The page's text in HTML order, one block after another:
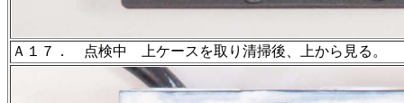
Ａ１７． 点検中 上ケースを取り清掃後、上から見る。